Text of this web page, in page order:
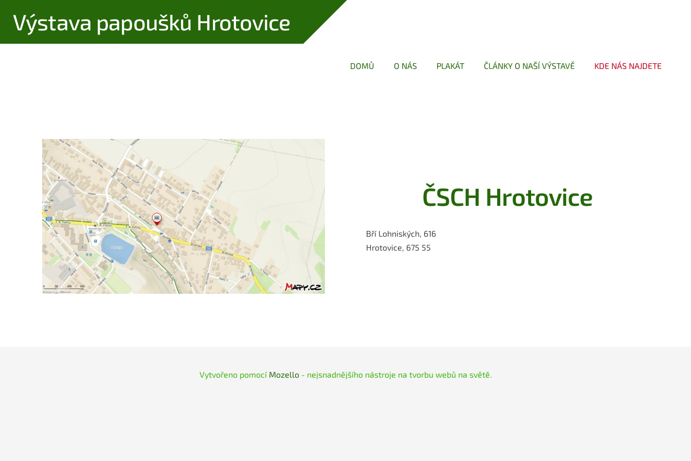
Výstava papoušků Hrotovice
DOMŮ O NÁS PLAKÁT ČLÁNKY O NAŠÍ VÝSTAVĚ KDE NÁS NAJDETE
ČSCH Hrotovice
Bří Lohniských, 616
Hrotovice, 675 55
Vytvořeno pomocí Mozello- nejsnadnějšího nástroje na tvorbu webů na světě.